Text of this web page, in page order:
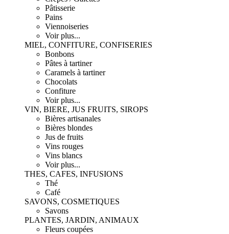
Pâtisserie
Pains
Viennoiseries
Voir plus...
MIEL, CONFITURE, CONFISERIES
Bonbons
Pâtes à tartiner
Caramels à tartiner
Chocolats
Confiture
Voir plus...
VIN, BIERE, JUS FRUITS, SIROPS
Bières artisanales
Bières blondes
Jus de fruits
Vins rouges
Vins blancs
Voir plus...
THES, CAFES, INFUSIONS
Thé
Café
SAVONS, COSMETIQUES
Savons
PLANTES, JARDIN, ANIMAUX
Fleurs coupées